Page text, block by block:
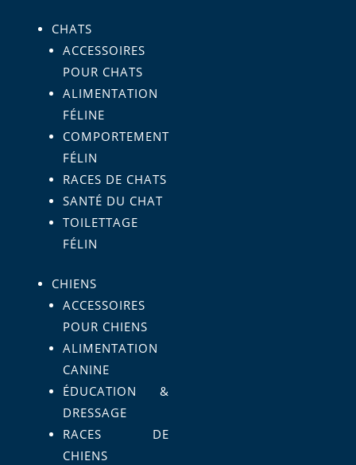
CHATS
ACCESSOIRES
POUR CHATS
ALIMENTATION
FÉLINE
COMPORTEMENT
FÉLIN
RACES DE CHATS
SANTÉ DU CHAT
TOILETTAGE
FÉLIN
CHIENS
ACCESSOIRES
POUR CHIENS
ALIMENTATION
CANINE
ÉDUCATION &
DRESSAGE
RACES DE
CHIENS